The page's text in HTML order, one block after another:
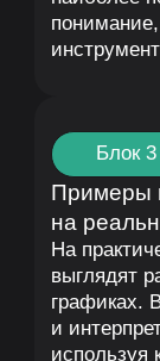
на основе
Это поможет
для принятия
Блок 2
Построение
и
Вы научитесь
уровней
на графике,
Освоите
временных
и часовые
четкого